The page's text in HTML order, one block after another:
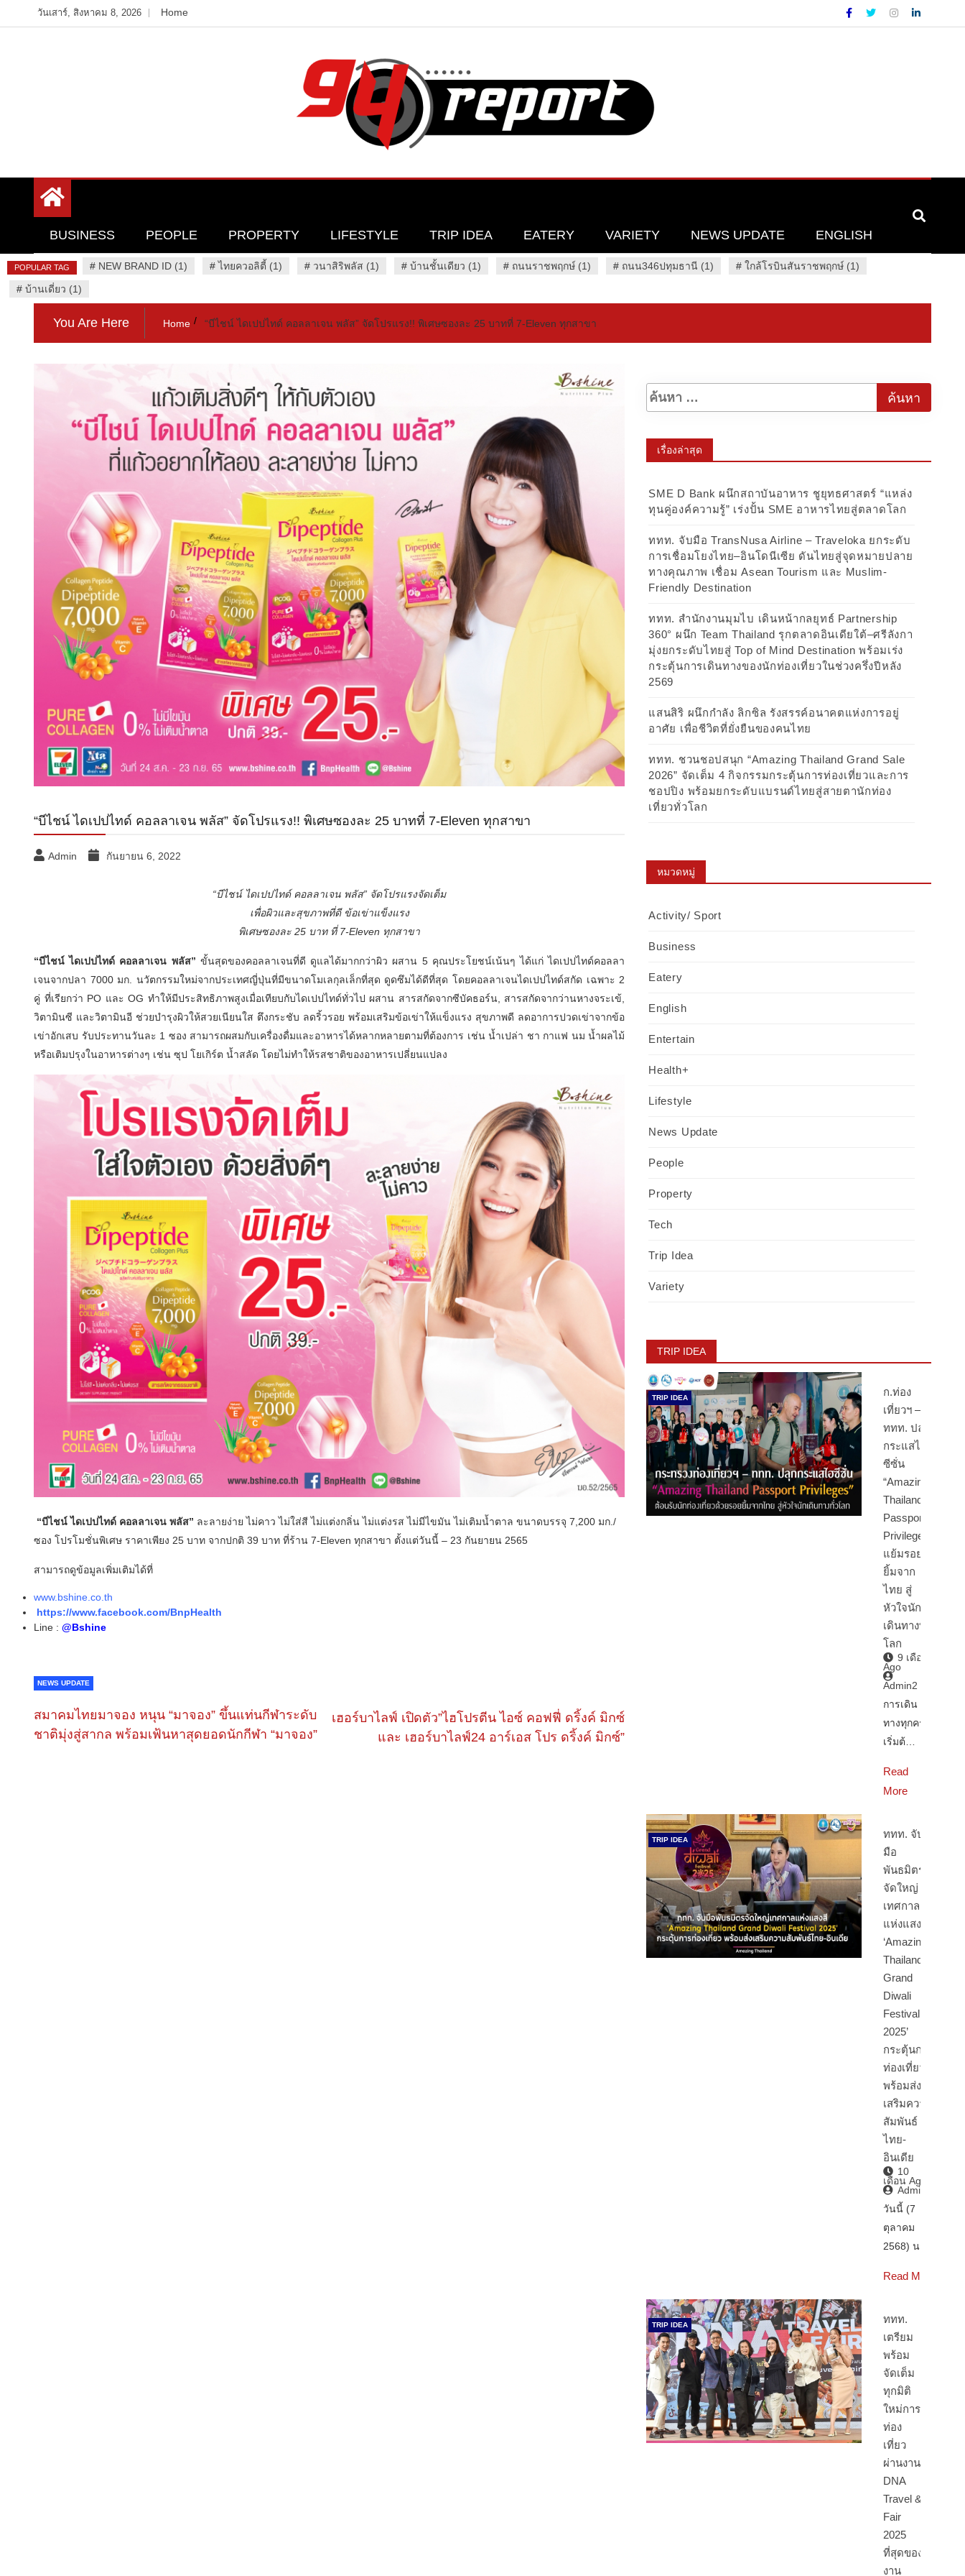
to
วันเสาร์, สิงหาคม 8, 2026 Home
94 Report.com
BUSINESS PEOPLE PROPERTY LIFESTYLE TRIP IDEA EATERY VARIETY NEWS UPDATE ENGLISH
POPULAR TAG # NEW BRAND ID (1) #ไทยควอลิตี้ (1) # วนาสิริพลัส (1) # บ้านชั้นเดียว (1) # ถนนราชพฤกษ์ (1) # ถนน346ปทุมธานี (1) # ใกล้โรบินสันราชพฤกษ์ (1)
# บ้านเดี่ยว (1)
You Are Here Home “บีไชน์ ไดเปปไทด์ คอลลาเจน พลัส” จัดโปรแรง!! พิเศษซองละ 25 บาทที่ 7-Eleven ทุกสาขา
“บีไชน์ ไดเปปไทด์ คอลลาเจน พลัส” จัดโปรแรง!! พิเศษซองละ 25 บาทที่ 7-Eleven ทุกสาขา
Admin กันยายน 6, 2022
“บีไชน์ ไดเปปไทด์ คอลลาเจน พลัส” จัดโปรแรงจัดเต็ม
เพื่อผิวและสุขภาพที่ดี ข้อเข่าแข็งแรง
พิเศษซองละ 25 บาท ที่ 7-Eleven ทุกสาขา
“บีไชน์ ไดเปปไทด์ คอลลาเจน พลัส” ขั้นสุดของคอลลาเจนที่ดี ดูแลได้มากกว่าผิว ผสาน 5 คุณประโยชน์เน้นๆ ได้แก่ ไดเปปไทด์คอลลา
เจนจากปลา 7000 มก. นวัตกรรมใหม่จากประเทศญี่ปุ่นที่มีขนาดโมเลกุลเล็กที่สุด ดูดซึมได้ดีที่สุด โดยคอลลาเจนไดเปปไทด์สกัด เฉพาะ 2
คู่ ที่เรียกว่า PO และ OG ทำให้มีประสิทธิภาพสูงเมื่อเทียบกับไดเปปไทด์ทั่วไป ผสาน สารสกัดจากซีบัคธอร์น, สารสกัดจากว่านหางจระเข้,
วิตามินซี และวิตามินอี ช่วยบำรุงผิวให้สวยเนียนใส ตึงกระชับ ลดริ้วรอย พร้อมเสริมข้อเข่าให้แข็งแรง สุขภาพดี ลดอาการปวดเข่าจากข้อ
เข่าอักเสบ รับประทานวันละ 1 ซอง สามารถผสมกับเครื่องดื่มและอาหารได้หลากหลายตามที่ต้องการ เช่น น้ำเปล่า ชา กาแฟ นม น้ำผลไม้
หรือเติมปรุงในอาหารต่างๆ เช่น ซุป โยเกิร์ต น้ำสลัด โดยไม่ทำให้รสชาติของอาหารเปลี่ยนแปลง
“บีไชน์ ไดเปปไทด์ คอลลาเจน พลัส” ละลายง่าย ไม่คาว ไม่ใส่สี ไม่แต่งกลิ่น ไม่แต่งรส ไม่มีไขมัน ไม่เติมน้ำตาล ขนาดบรรจุ 7,200 มก./
ซอง โปรโมชั่นพิเศษ ราคาเพียง 25 บาท จากปกติ 39 บาท ที่ร้าน 7-Eleven ทุกสาขา ตั้งแต่วันนี้ – 23 กันยายน 2565
สามารถดูข้อมูลเพิ่มเติมได้ที่
www.bshine.co.th
https://www.facebook.com/BnpHealth
Line : @Bshine
NEWS UPDATE
สมาคมไทยมาจอง หนุน “มาจอง” ขึ้นแท่นกีฬาระดับ
ชาติมุ่งสู่สากล พร้อมเฟ้นหาสุดยอดนักกีฬา “มาจอง”
เฮอร์บาไลฟ์ เปิดตัว”ไฮโปรตีน ไอซ์ คอฟฟี่ ดริ้งค์ มิกซ์
และ เฮอร์บาไลฟ์24 อาร์เอส โปร ดริ้งค์ มิกซ์”
เรื่องล่าสุด
SME D Bank ผนึกสถาบันอาหาร ชูยุทธศาสตร์ “แหล่ง
ทุนคู่องค์ความรู้” เร่งปั้น SME อาหารไทยสู่ตลาดโลก
ททท. จับมือ TransNusa Airline – Traveloka ยกระดับ
การเชื่อมโยงไทย–อินโดนีเซีย ดันไทยสู่จุดหมายปลาย
ทางคุณภาพ เชื่อม Asean Tourism และ Muslim-
Friendly Destination
ททท. สำนักงานมุมไบ เดินหน้ากลยุทธ์ Partnership
360° ผนึก Team Thailand รุกตลาดอินเดียใต้–ศรีลังกา
มุ่งยกระดับไทยสู่ Top of Mind Destination พร้อมเร่ง
กระตุ้นการเดินทางของนักท่องเที่ยวในช่วงครึ่งปีหลัง
2569
แสนสิริ ผนึกกำลัง ลิกซิล รังสรรค์อนาคตแห่งการอยู่
อาศัย เพื่อชีวิตที่ยั่งยืนของคนไทย
ททท. ชวนชอปสนุก “Amazing Thailand Grand Sale
2026” จัดเต็ม 4 กิจกรรมกระตุ้นการท่องเที่ยวและการ
ชอปปิง พร้อมยกระดับแบรนด์ไทยสู่สายตานักท่อง
เที่ยวทั่วโลก
หมวดหมู่
Activity/ Sport
Business
Eatery
English
Entertain
Health+
Lifestyle
News Update
People
Property
Tech
Trip Idea
Variety
TRIP IDEA
TRIP IDEA
ก.ท่อง
เที่ยวฯ –
ททท. ปลุก
กระแสไฮ
ซีซั่น
“Amazing
Thailand
Passport
Privileges”
แย้มรอย
ยิ้มจาก
ไทย สู่
หัวใจนัก
เดินทางทั่ว
โลก
9 เดือน
Ago
Admin2
การเดิน
ทางทุกครั้ง
เริ่มต้…
Read
More
TRIP IDEA
ททท. จับ
มือ
พันธมิตร
จัดใหญ่
เทศกาล
แห่งแสงสี
‘Amazing
Thailand
Grand
Diwali
Festival
2025’
กระตุ้นการ
ท่องเที่ยว
พร้อมส่ง
เสริมความ
สัมพันธ์
ไทย-
อินเดีย
10
เดือน Ago
Admin2
วันนี้ (7
ตุลาคม
2568) นา…
Read More
TRIP IDEA
ททท.
เตรียม
พร้อม
จัดเต็ม
ทุกมิติ
ใหม่การ
ท่อง
เที่ยว
ผ่านงาน
DNA
Travel &
Fair
2025
ที่สุดของ
งาน